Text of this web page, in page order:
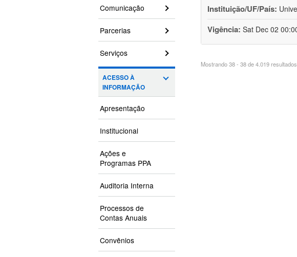
Comunicação
Parcerias
Serviços
ACESSO À
INFORMAÇÃO
Apresentação
Institucional
Ações e
Programas PPA
Auditoria Interna
Processos de
Contas Anuais
Convênios
Instituição/UF/País:
Vigência: Sat Dec 02
Mostrando 38 - 38 de 4.019